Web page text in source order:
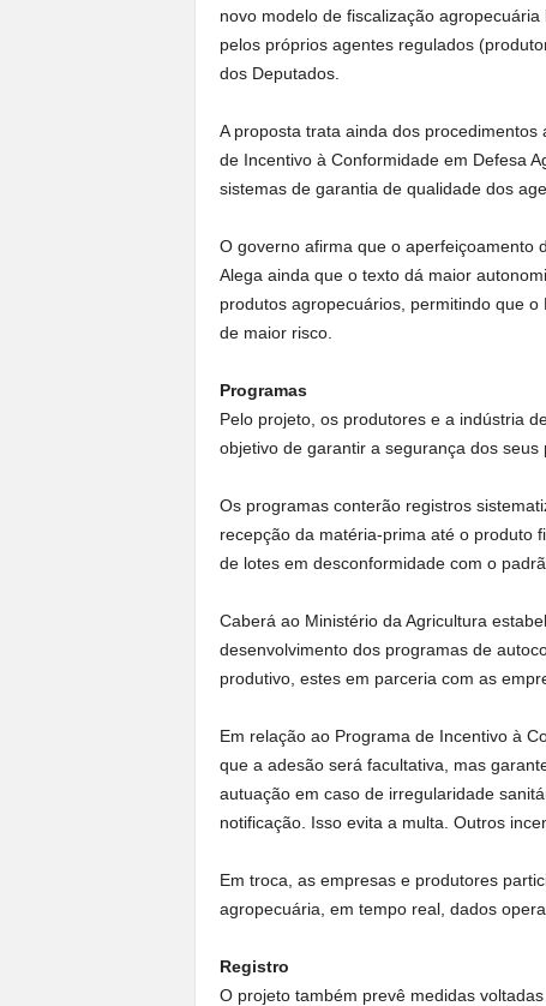
novo modelo de fiscalização
pelos próprios agentes regulados
dos Deputados.
A proposta trata ainda dos
de Incentivo à Conformidade em Defesa
sistemas de garantia de qualidade dos
O governo afirma que o aperfeiçoamento
Alega ainda que o texto dá maior
produtos agropecuários, permitindo que
de maior risco.
Programas
Pelo projeto, os produtores e a indústria
objetivo de garantir a segurança dos seus
Os programas conterão registros
recepção da matéria-prima até o produto
de lotes em desconformidade com o
Caberá ao Ministério da Agricultura
desenvolvimento dos programas de
produtivo, estes em parceria com as
Em relação ao Programa de Incentivo à
que a adesão será facultativa, mas
autuação em caso de irregularidade
notificação. Isso evita a multa. Outros
Em troca, as empresas e produtores
agropecuária, em tempo real, dados
Registro
O projeto também prevê medidas